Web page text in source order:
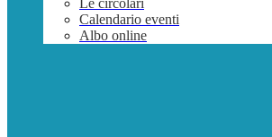
Le circolari
Calendario eventi
Albo online